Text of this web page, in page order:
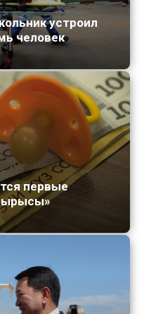
устроил
человек
первые
ырысы»